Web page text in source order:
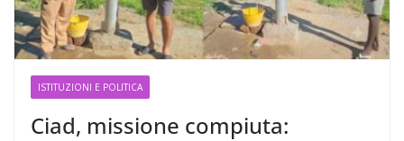
ISTITUZIONI E POLITICA
Ciad, missione compiuta: